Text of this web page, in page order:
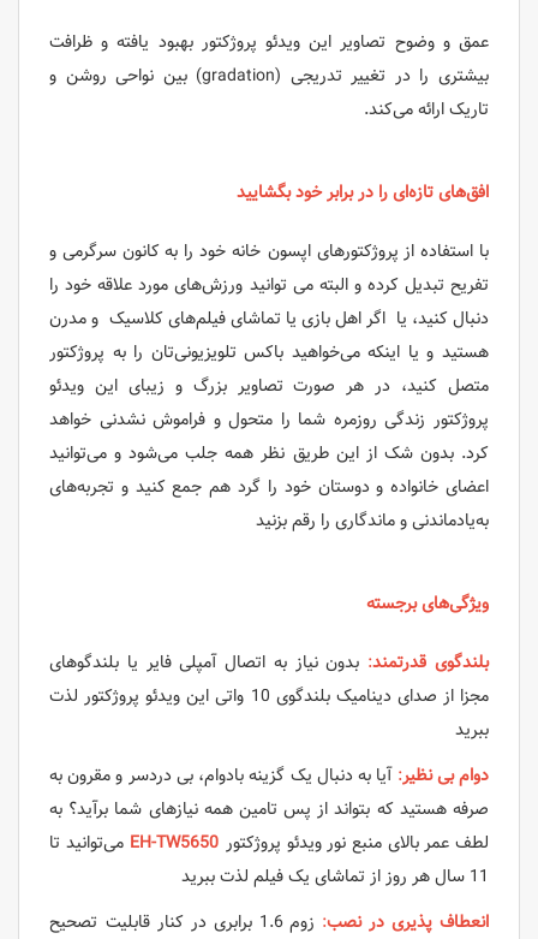
عمق و وضوح تصاویر این ویدئو پروژکتور بهبود یافته و ظرافت
بیشتری را در تغییر تدریجی (gradation) بین نواحی روشن و
تاریک ارائه می‌کند.
افق‌های تازه‌ای را در برابر خود بگشایید
با استفاده از پروژکتورهای اپسون خانه خود را به کانون سرگرمی و
تفریح تبدیل کرده و البته می توانید ورزش‌های مورد علاقه خود را
دنبال کنید، یا اگر اهل بازی یا تماشای فیلم‌های کلاسیک و مدرن
هستید و یا اینکه می‌خواهید باکس تلویزیونی‌تان را به پروژکتور
متصل کنید، در هر صورت تصاویر بزرگ و زیبای این ویدئو
پروژکتور زندگی روزمره شما را متحول و فراموش نشدنی خواهد
کرد. بدون شک از این طریق نظر همه جلب می‌شود و می‌توانید
اعضای خانواده و دوستان خود را گرد هم جمع کنید و تجربه‌های
به‌یادماندنی و ماندگاری را رقم بزنید
ویژگی‌های برجسته
بلندگوی قدرتمند: بدون نیاز به اتصال آمپلی فایر یا بلندگوهای
مجزا از صدای دینامیک بلندگوی 10 واتی این ویدئو پروژکتور لذت
ببرید
دوام بی نظیر: آیا به دنبال یک گزینه بادوام، بی دردسر و مقرون به
صرفه هستید که بتواند از پس تامین همه نیازهای شما برآید؟ به
لطف عمر بالای منبع نور ویدئو پروژکتور EH-TW5650 می‌توانید تا
11 سال هر روز از تماشای یک فیلم لذت ببرید
انعطاف پذیری در نصب:
زوم 1.6 برابری در کنار قابلیت تصحیح